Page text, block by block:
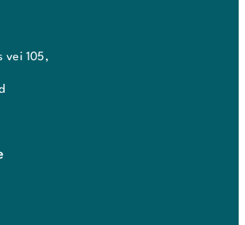
vei 105,